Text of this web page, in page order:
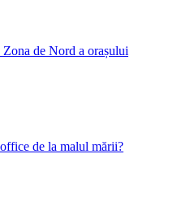
de Nord a orașului
de la malul mării?